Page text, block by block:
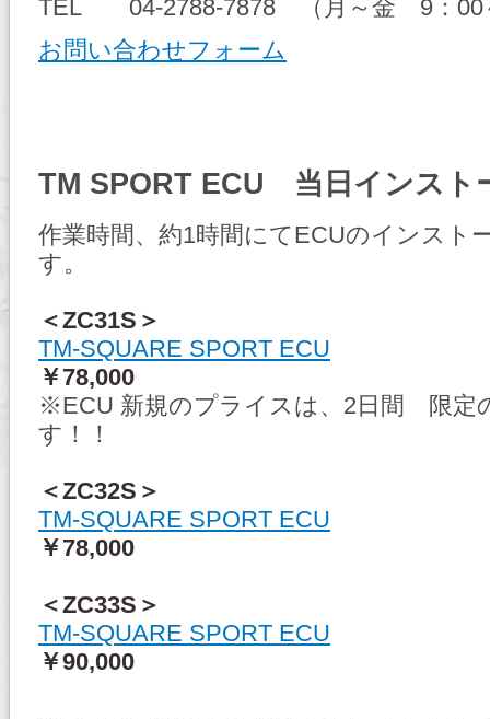
TEL 04-2788-7878 （月～金 9：00
お問い合わせフォーム
TM SPORT ECU 当日インスト
作業時間、約1時間にてECUのインスト
す。
＜ZC31S＞
TM-SQUARE SPORT ECU
￥78,000
※ECU 新規のプライスは、2日間 限定
す！！
＜ZC32S＞
TM-SQUARE SPORT ECU
￥78,000
＜ZC33S＞
TM-SQUARE SPORT ECU
￥90,000